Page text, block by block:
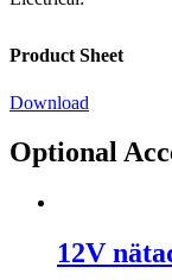
Product Sheet
Download
Optional
12V